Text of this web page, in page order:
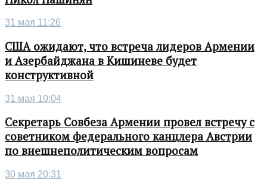
31 мая 11:26
США ожидают, что встреча лидеров Армении
и Азербайджана в Кишиневе будет
конструктивной
31 мая 10:04
Секретарь Совбеза Армении провел встречу с
советником федерального канцлера Австрии
по внешнеполитическим вопросам
30 мая 20:31